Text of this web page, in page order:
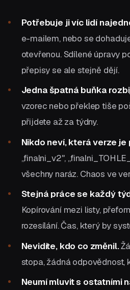
Potřebuje ji víc lidí
e-mailem, nebo se
otevřenou. Sdílené úpravy
přepisy se ale stejně dějí.
Jedna špatná buňka
vzorec nebo překlep tiše
přijdete až za týdny.
Nikdo neví, která verze je
„finalni_v2",
všechny naráz. Chaos ve
Stejná práce se každý
Kopírování mezi listy,
rozesílání. Čas, který by
Nevidíte, kdo co změnil.
stopa, žádná odpovědnost,
Neumí mluvit s ostatními